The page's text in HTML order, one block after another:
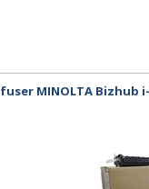
fuser MINOLTA Bizhub i-